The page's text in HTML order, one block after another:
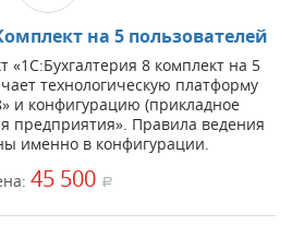
на 5 пользователей
8 комплект на 5
технологическую платформу
и конфигурацию (прикладное
предприятия». Правила ведения
именно в конфигурации.
45 500 a